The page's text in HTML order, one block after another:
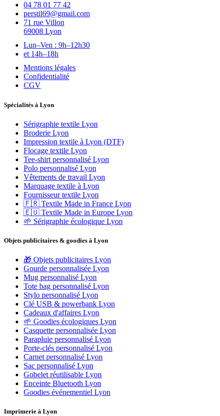
04 78 01 77 42
perstil69@gmail.com
71 rue Villon
69008 Lyon
Lun–Ven : 9h–12h30
et 14h–18h
Mentions légales
Confidentialité
CGV
Spécialités à Lyon
Sérigraphie textile Lyon
Broderie Lyon
Impression textile à Lyon (DTF)
Flocage textile Lyon
Tee-shirt personnalisé Lyon
Polo personnalisé Lyon
Vêtements de travail Lyon
Marquage textile à Lyon
Fournisseur textile Lyon
🇫🇷 Textile Made in France Lyon
🇪🇺 Textile Made in Europe Lyon
🌱 Sérigraphie écologique Lyon
Objets publicitaires & goodies à Lyon
🎁 Objets publicitaires Lyon
Gourde personnalisée Lyon
Mug personnalisé Lyon
Tote bag personnalisé Lyon
Stylo personnalisé Lyon
Clé USB & powerbank Lyon
Cadeaux d'affaires Lyon
🌱 Goodies écologiques Lyon
Casquette personnalisée Lyon
Parapluie personnalisé Lyon
Porte-clés personnalisé Lyon
Carnet personnalisé Lyon
Sac personnalisé Lyon
Gobelet réutilisable Lyon
Enceinte Bluetooth Lyon
Goodies événementiel Lyon
Imprimerie à Lyon